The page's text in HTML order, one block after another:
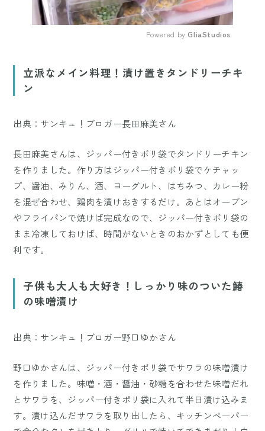
Powered by GliaStudios
立派なメイン料理！漬け置きタンドリーチキ
ン
出典：サンキュ！ブロガー長田麻美さん
長田麻美さんは、ジッパー付きポリ袋でタンドリーチキン
を作りました。作り方はジッパー付きポリ袋でケチャッ
プ、醤油、みりん、酒、ヨーグルト、はちみつ、カレー粉
を混ぜ合わせ、鶏肉を漬けおきするだけ。あとはオーブン
やフライパンで焼けば完成なので、ジッパー付きポリ袋の
まま冷凍しておけば、時間がないときのおかずとしても便
利です。
子供も大人も大好き！しっかり味のついた鰆
の味噌漬け
出典：サンキュ！ブロガー野口ゆかさん
野口ゆかさんは、ジッパー付きポリ袋でサワラの味噌漬け
を作りました。味噌・酒・醤油・砂糖を合わせた味噌だれ
とサワラを、ジッパー付きポリ袋に入れて半日漬け込みま
す。漬け込んだサワラを取り出したら、キッチンペーパー